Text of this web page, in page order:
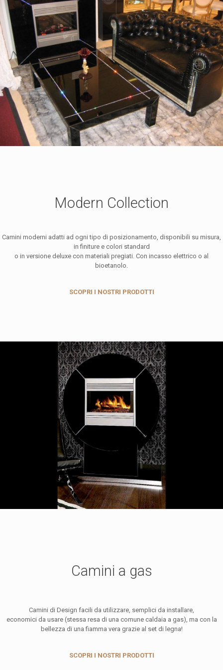
Modern Collection
Camini moderni adatti ad ogni tipo di posizionamento, disponibili su misura,
in finiture e colori standard
o in versione deluxe con materiali pregiati. Con incasso elettrico o al
bioetanolo.
SCOPRI I NOSTRI PRODOTTI
Camini a gas
Camini di Design facili da utilizzare, semplici da installare,
economici da usare (stessa resa di una comune caldaia a gas), ma con la
bellezza di una fiamma vera grazie al set di legna!
SCOPRI I NOSTRI PRODOTTI